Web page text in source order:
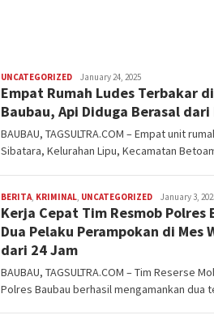
UNCATEGORIZED ashleyhww99476
January 24, 2025
Empat Rumah Ludes Terbakar
Baubau, Api Diduga Berasal dari
BAUBAU, TAGSULTRA.COM – Empat unit
Sibatara, Kelurahan Lipu, Kecamatan
BERITA, KRIMINAL, UNCATEGORIZED ashleyhww99476
January 3,
Kerja Cepat Tim Resmob Polres
Dua Pelaku Perampokan di Mes
dari 24 Jam
BAUBAU, TAGSULTRA.COM – Tim Reserse
Polres Baubau berhasil mengamankan